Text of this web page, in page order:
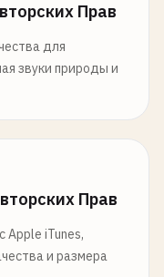
Прав
для
звуки природы и
Прав
Apple iTunes,
и размера